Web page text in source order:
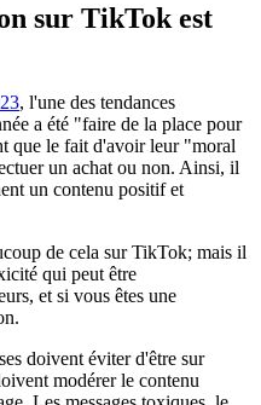
sur TikTok est
, l'une des tendances
a été "faire de la place pour
que le fait d'avoir leur "moral
un achat ou non. Ainsi, il
un contenu positif et
de cela sur TikTok; mais il
qui peut être
et si vous êtes une
doivent éviter d'être sur
modérer le contenu